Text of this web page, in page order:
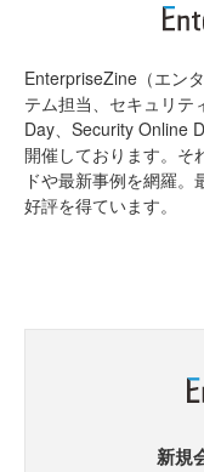
EnterpriseZine（エン
テム担当、セキュリテ
Day、Security Online
開催しております。そ
ドや最新事例を網羅。
好評を得ています。
新規